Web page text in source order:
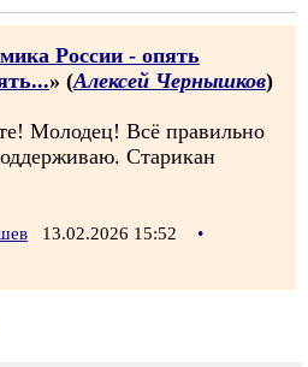
России - опять
» (Алексей Чернышков)
Молодец! Всё правильно
Старикан
13.02.2026 15:52
•